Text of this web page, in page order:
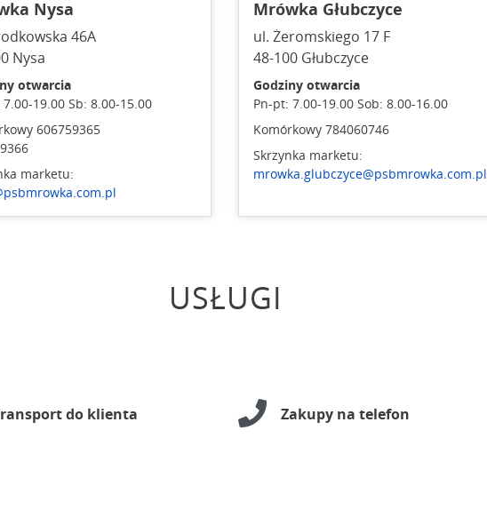
Nysa
46A
Nysa
otwarcia
19.00 Sb: 8.00-15.00
606759365
marketu:
Mrówka Głubczyce
ul. Żeromskiego 17 F
48-100 Głubczyce
Godziny otwarcia
Pn-pt: 7.00-19.00 Sob: 8.00-16.00
Komórkowy 784060746
Skrzynka marketu:
mrowka.glubczyce@psbmrowka.com.pl
USŁUGI
do klienta Zakupy na telefon